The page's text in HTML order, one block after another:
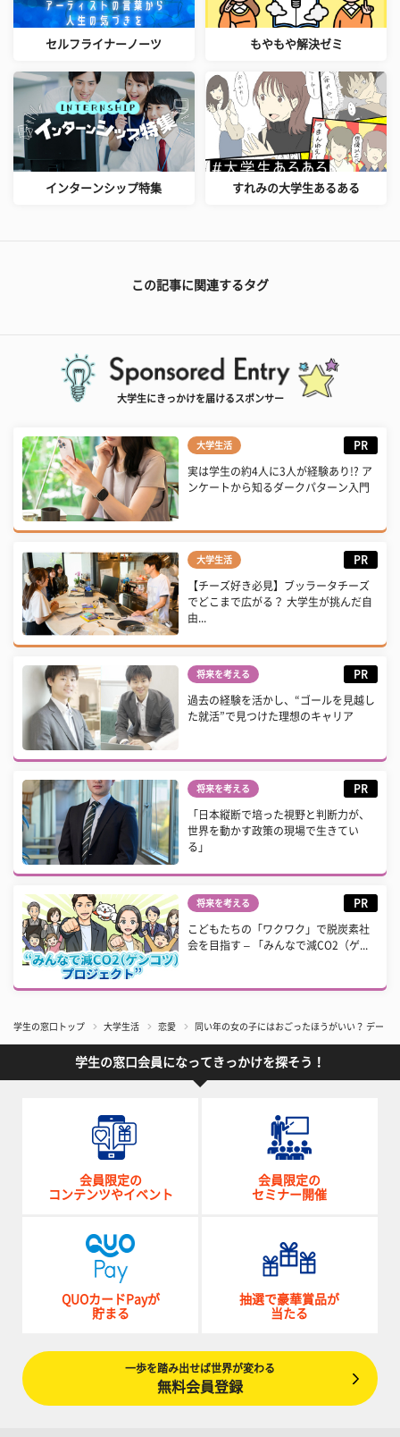
セルフライナーノーツ もやもや解決ゼミ
インターンシップ特集 すれみの大学生あるある
この記事に関連するタグ
大学生にきっかけを届けるスポンサー
大学生活 PR
実は学生の約4人に3人が経験あり!? ア
ンケートから知るダークパターン入門
大学生活 PR
【チーズ好き必見】ブッラータチーズ
でどこまで広がる？ 大学生が挑んだ自
由...
将来を考える PR
過去の経験を活かし、“ゴールを見越し
た就活”で見つけた理想のキャリア
将来を考える PR
「日本縦断で培った視野と判断力が、
世界を動かす政策の現場で生きてい
る」
将来を考える PR
こどもたちの「ワクワク」で脱炭素社
会を目指す – 「みんなで減CO2（ゲ...
学生の窓口トップ 大学生活 恋愛 同い年の女の子にはおごったほうがいい？ デート
学生の窓口会員になってきっかけを探そう！
会員限定の
コンテンツやイベント
会員限定の
セミナー開催
QUOカードPayが
貯まる
抽選で豪華賞品が
当たる
一歩を踏み出せば世界が変わる
無料会員登録